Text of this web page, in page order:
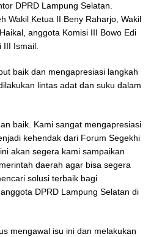
DPRD Lampung Selatan.
Wakil Ketua II Beny Raharjo, Wakil
anggota Komisi III Bowo Edi
Ismail.
baik dan mengapresiasi langkah
lintas adat dan suku dalam
baik. Kami sangat mengapresiasi
kehendak dari Forum Segekhi
akan segera kami sampaikan
daerah agar bisa segera
solusi terbaik bagi
DPRD Lampung Selatan di
mengawal isu ini dan melakukan